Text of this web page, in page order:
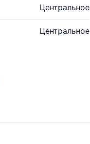
Центральное
Центральное